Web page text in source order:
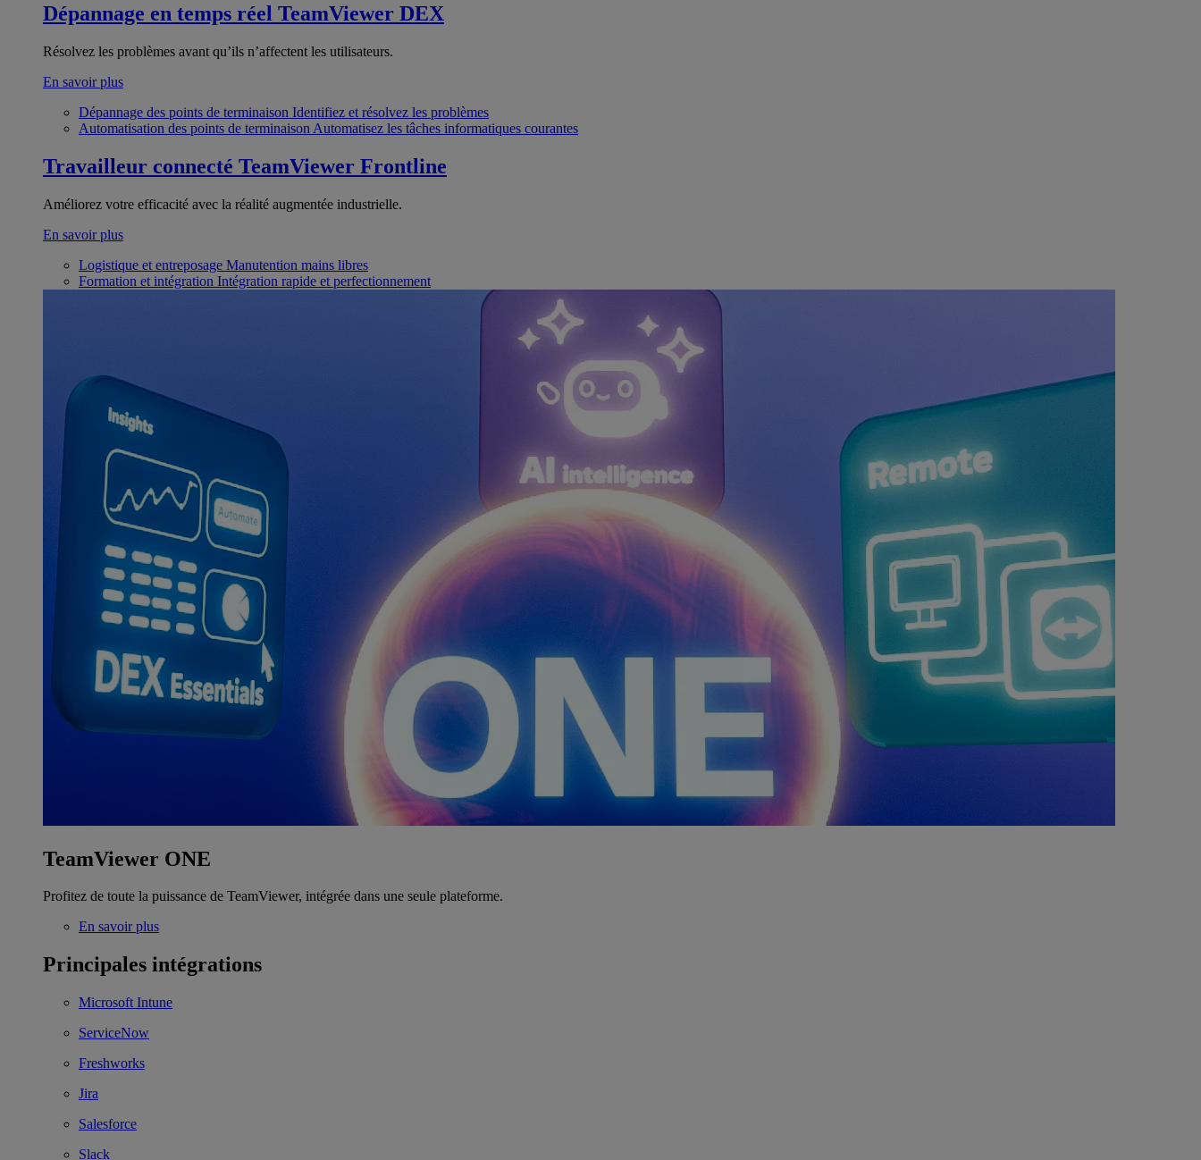
Dépannage en temps réel TeamViewer DEX
Résolvez les problèmes avant qu’ils n’affectent les utilisateurs.
En savoir plus
Dépannage des points de terminaison Identifiez et résolvez les problèmes
Automatisation des points de terminaison Automatisez les tâches informatiques courantes
Travailleur connecté TeamViewer Frontline
Améliorez votre efficacité avec la réalité augmentée industrielle.
En savoir plus
Logistique et entreposage Manutention mains libres
Formation et intégration Intégration rapide et perfectionnement
TeamViewer ONE
Profitez de toute la puissance de TeamViewer, intégrée dans une seule plateforme.
En savoir plus
Principales intégrations
Microsoft Intune
ServiceNow
Freshworks
Jira
Salesforce
Slack